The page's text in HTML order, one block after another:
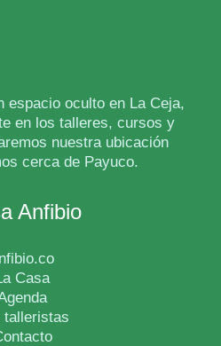
espacio oculto en La Ceja,
en los talleres, cursos y
nuestra ubicación
cerca de Payuco.
Anfibio
Casa
talleristas